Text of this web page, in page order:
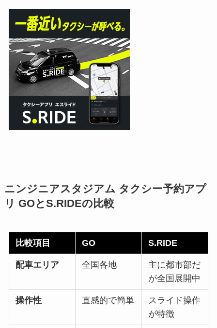
ニンジニアスタジアム タクシー予約アプ
リ GOとS.RIDEの比較
比較項目 GO S.RIDE
配車エリア 全国各地
主に都市部だ
が全国展開中
操作性 直感的で簡単
スライド操作
が特徴